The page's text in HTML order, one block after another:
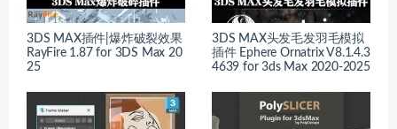
3DS MAX插件|爆炸破裂效果
RayFire 1.87 for 3DS Max 20
25
3DS MAX头发毛发羽毛模拟
插件 Ephere Ornatrix V8.1.4.3
4639 for 3ds Max 2020-2025